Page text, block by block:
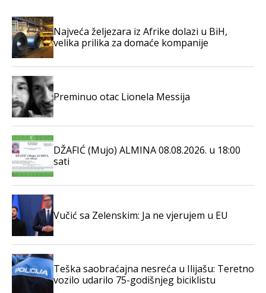
Najveća željezara iz Afrike dolazi u BiH,
velika prilika za domaće kompanije
Preminuo otac Lionela Messija
DŽAFIĆ (Mujo) ALMINA 08.08.2026. u 18:00
sati
Vučić sa Zelenskim: Ja ne vjerujem u EU
Teška saobraćajna nesreća u Ilijašu: Teretno
vozilo udarilo 75-godišnjeg biciklistu